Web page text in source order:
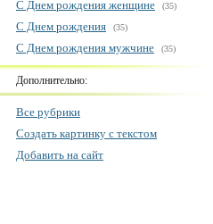
С Днем рождения женщине (35)
С Днем рождения (35)
С Днем рождения мужчине (35)
Дополнительно:
Все рубрики
Создать картинку с текстом
Добавить на сайт